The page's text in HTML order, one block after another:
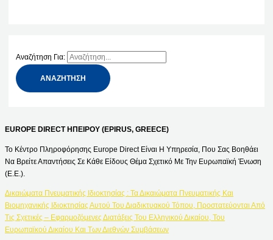
Αναζήτηση Για:
EUROPE DIRECT ΗΠΕΙΡΟΥ (EPIRUS, GREECE)
Το Κέντρο Πληροφόρησης Europe Direct Είναι Η Υπηρεσία, Που Σας Βοηθάει
Να Βρείτε Απαντήσεις Σε Κάθε Είδους Θέμα Σχετικό Με Την Ευρωπαϊκή Ένωση
(Ε.Ε.).
Δικαιώματα Πνευματικής Ιδιοκτησίας : Τα Δικαιώματα Πνευματικής Και
Βιομηχανικής Ιδιοκτησίας Αυτού Του Διαδικτυακού Τόπου, Προστατεύονται Από
Τις Σχετικές – Εφαρμοζόμενες Διατάξεις Του Ελληνικού Δικαίου, Του
Ευρωπαϊκού Δικαίου Και Των Διεθνών Συμβάσεων